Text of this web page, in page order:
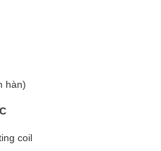
hàn)
coil